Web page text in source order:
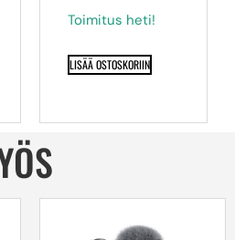
Toimitus heti!
LISÄÄ OSTOSKORIIN